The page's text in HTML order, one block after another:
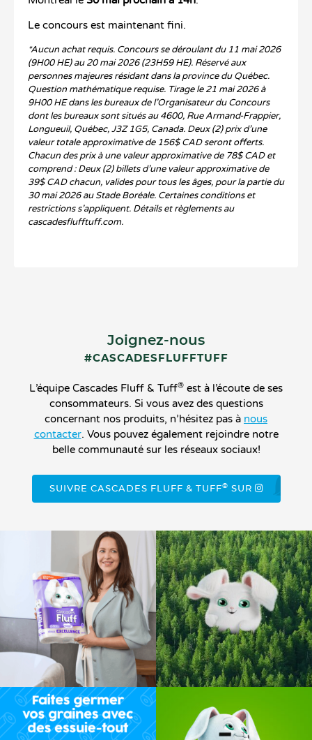
Le concours est maintenant fini.
*Aucun achat requis. Concours se déroulant du 11 mai 2026
(9H00 HE) au 20 mai 2026 (23H59 HE). Réservé aux
personnes majeures résidant dans la province du Québec.
Question mathématique requise. Tirage le 21 mai 2026 à
9H00 HE dans les bureaux de l’Organisateur du Concours
dont les bureaux sont situés au 4600, Rue Armand-Frappier,
Longueuil, Québec, J3Z 1G5, Canada. Deux (2) prix d’une
valeur totale approximative de 156$ CAD seront offerts.
Chacun des prix à une valeur approximative de 78$ CAD et
comprend : Deux (2) billets d’une valeur approximative de
39$ CAD chacun, valides pour tous les âges, pour la partie du
30 mai 2026 au Stade Boréale. Certaines conditions et
restrictions s’appliquent. Détails et règlements au
cascadesflufftuff.com.
Joignez-nous
#CASCADESFLUFFTUFF
L’équipe Cascades Fluff & Tuff® est à l’écoute de ses
consommateurs. Si vous avez des questions
concernant nos produits, n’hésitez pas à nous
contacter. Vous pouvez également rejoindre notre
belle communauté sur les réseaux sociaux!
SUIVRE CASCADES FLUFF & TUFF® SUR